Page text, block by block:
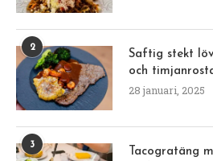
2
Saftig stekt
och
28 januari, 2025
3
Tacogratäng